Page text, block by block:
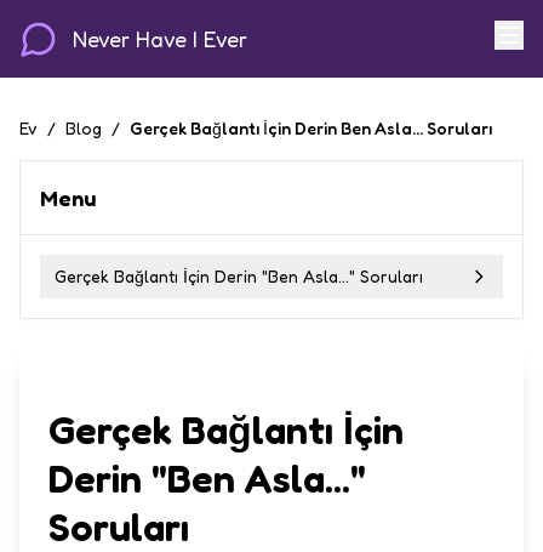
Never Have I Ever
Ev / Blog / Gerçek Bağlantı İçin Derin Ben Asla... Soruları
Menu
Gerçek Bağlantı İçin Derin "Ben Asla..." Soruları
Gerçek Bağlantı İçin
Derin "Ben Asla..."
Soruları